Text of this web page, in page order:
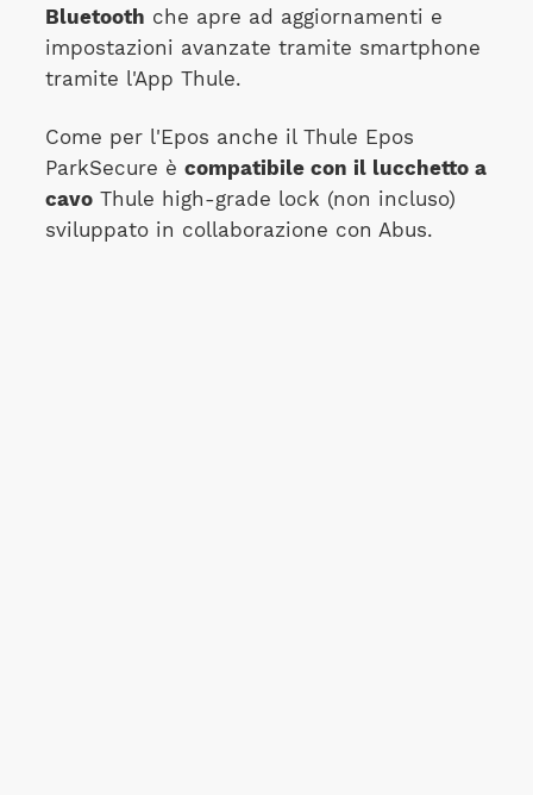
Bluetooth che apre ad aggiornamenti e
impostazioni avanzate tramite smartphone
tramite l'App Thule.
Come per l'Epos anche il Thule Epos
ParkSecure è compatibile con il lucchetto a
cavoThule high-grade lock (non incluso)
sviluppato in collaborazione con Abus.